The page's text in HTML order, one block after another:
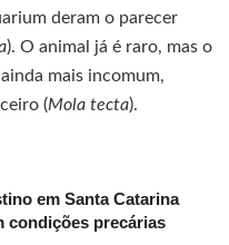
deram o parecer
). O animal já é raro, mas o
mais incomum,
(Mola tecta).
em Santa Catarina
condições precárias